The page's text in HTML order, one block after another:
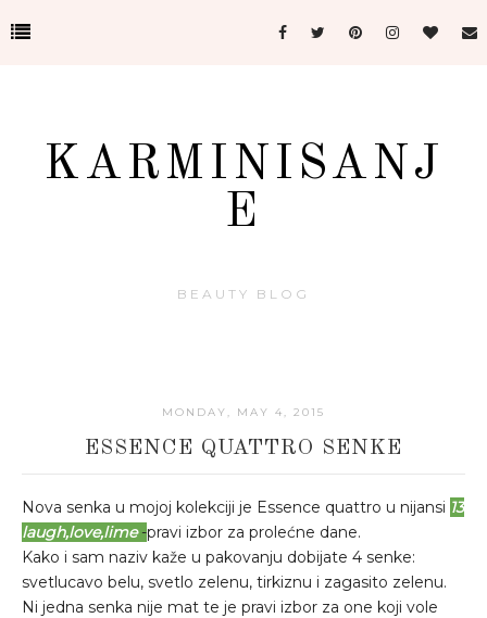
KARMINISANJ
E
BEAUTY BLOG
MONDAY, MAY 4, 2015
ESSENCE QUATTRO SENKE
Nova senka u mojoj kolekciji je Essence quattro u nijansi 13
laugh,love,lime-pravi izbor za prolećne dane.
Kako i sam naziv kaže u pakovanju dobijate 4 senke:
svetlucavo belu, svetlo zelenu, tirkiznu i zagasito zelenu.
Ni jedna senka nije mat te je pravi izbor za one koji vole